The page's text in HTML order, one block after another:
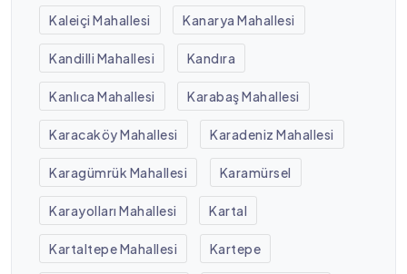
Kaleiçi Mahallesi Kanarya Mahallesi
Kandilli Mahallesi Kandıra
Kanlıca Mahallesi Karabaş Mahallesi
Karacaköy Mahallesi Karadeniz Mahallesi
Karagümrük Mahallesi Karamürsel
Karayolları Mahallesi Kartal
Kartaltepe Mahallesi Kartepe